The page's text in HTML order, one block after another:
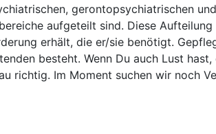
gerontopsychiatrischen
aufgeteilt sind. Diese
erhält, die er/sie benötigt.
besteht. Wenn Du auch Lust
richtig. Im Moment suchen wir noch